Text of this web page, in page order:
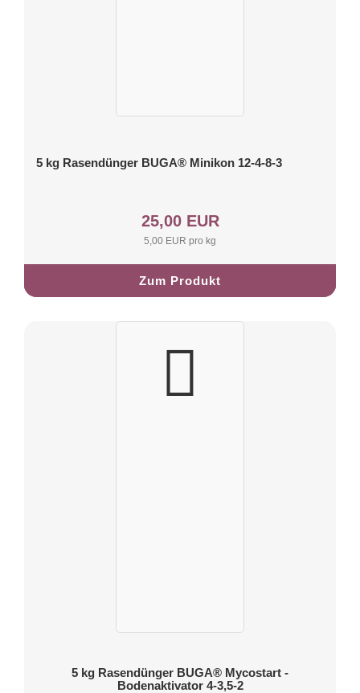
5 kg Rasendünger BUGA® Minikon 12-4-8-3
25,00 EUR
5,00 EUR pro kg
Zum Produkt
5 kg Rasendünger BUGA® Mycostart -
Bodenaktivator 4-3,5-2